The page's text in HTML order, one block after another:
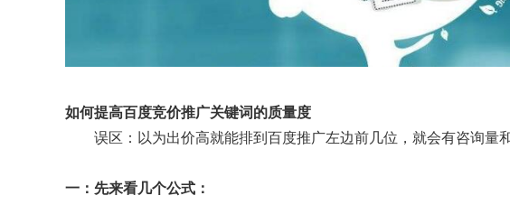
如何提高百度竞价推广关键词的质量度
误区：以为出价高就能排到百度推广左边前几位，就会有咨询量
一：先来看几个公式：